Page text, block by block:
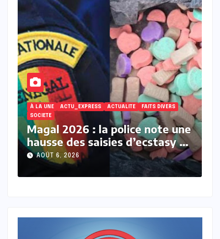
ACTUALITE À LA UNE ACTU_EXPRESS FAITS DIVERS
Touba : une jeune femme
décède après avoir accusé un
membre de sa belle-famille
d’empoisonnement
AOÛT 6, 2026